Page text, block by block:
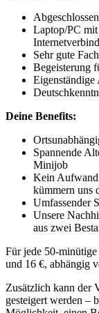
Laptop/PC
Sehr gute
Begeisterung
Eigenständige
Deine Benefits:
Spannende
Minijob
Kein Aufwand
kümmern uns
Umfassender
Unsere
aus zwei
Für jede 50-
und 16 €, abhängig
Zusätzlich kann der
gesteigert werden –